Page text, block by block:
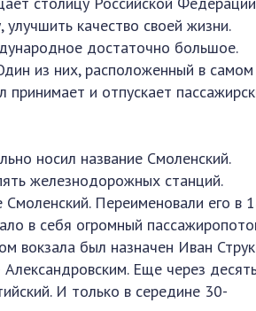
качество своей жизни.
достаточно большое.
из них, расположенный в самом
принимает и отпускает
носил название Смоленский.
железнодорожных станций.
Переименовали его в
в себя огромный
вокзала был назначен Иван
Еще через
И только в середине 30-